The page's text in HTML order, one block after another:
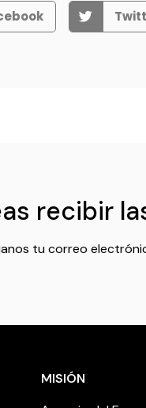
recibir
tu correo
MISIÓN